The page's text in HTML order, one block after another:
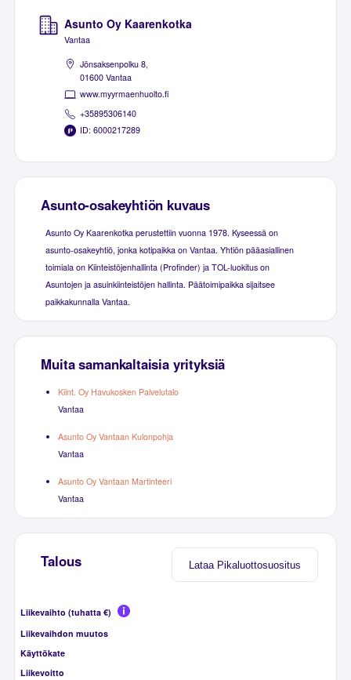
Asunto Oy Kaarenkotka
Vantaa
Jönsaksenpolku 8,
01600 Vantaa
www.myyrmaenhuolto.fi
+35895306140
ID: 6000217289
Asunto-osakeyhtiön kuvaus
Asunto Oy Kaarenkotka perustettiin vuonna 1978. Kyseessä on
asunto-osakeyhtiö, jonka kotipaikka on Vantaa. Yhtiön pääasiallinen
toimiala on Kiinteistöjenhallinta (Profinder) ja TOL-luokitus on
Asuntojen ja asuinkiinteistöjen hallinta. Päätoimipaikka sijaitsee
paikkakunnalla Vantaa.
Muita samankaltaisia yrityksiä
Kiint. Oy Havukosken Palvelutalo
Vantaa
Asunto Oy Vantaan Kulonpohja
Vantaa
Asunto Oy Vantaan Martinteeri
Vantaa
Lataa Pikaluottosuositus
Talous
Liikevaihto (tuhatta €)
Liikevaihdon muutos
Käyttökate
Liikevoitto